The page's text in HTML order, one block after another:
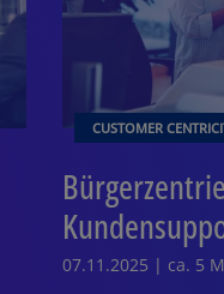
CUSTOMER
07.11.2025 | ca. 5